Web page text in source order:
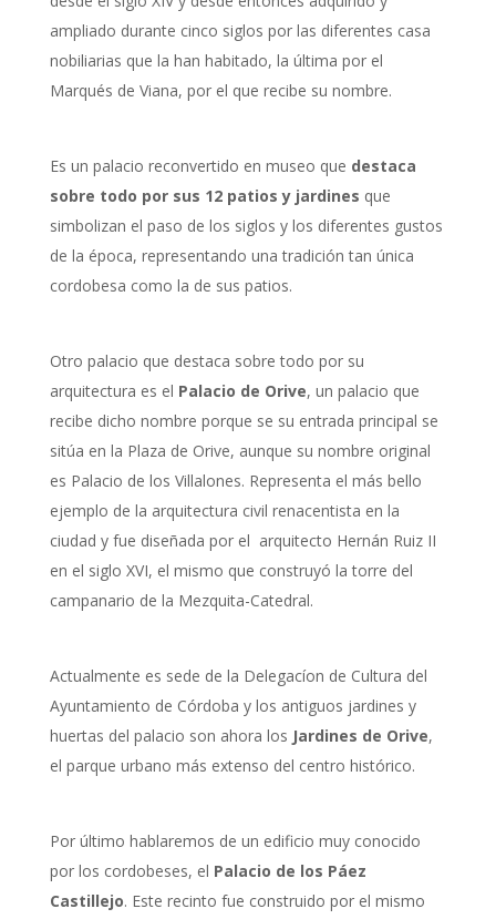
ampliado durante cinco siglos por las diferentes casa
nobiliarias que la han habitado, la última por el
Marqués de Viana, por el que recibe su nombre.
Es un palacio reconvertido en museo que destaca
sobre todo por sus 12 patios y jardines que
simbolizan el paso de los siglos y los diferentes gustos
de la época, representando una tradición tan única
cordobesa como la de sus patios.
Otro palacio que destaca sobre todo por su
arquitectura es el Palacio de Orive, un palacio que
recibe dicho nombre porque se su entrada principal se
sitúa en la Plaza de Orive, aunque su nombre original
es Palacio de los Villalones. Representa el más bello
ejemplo de la arquitectura civil renacentista en la
ciudad y fue diseñada por el arquitecto Hernán Ruiz II
en el siglo XVI, el mismo que construyó la torre del
campanario de la Mezquita-Catedral.
Actualmente es sede de la Delegacíon de Cultura del
Ayuntamiento de Córdoba y los antiguos jardines y
huertas del palacio son ahora los Jardines de Orive,
el parque urbano más extenso del centro histórico.
Por último hablaremos de un edificio muy conocido
por los cordobeses, el Palacio de los Páez
Castillejo. Este recinto fue construido por el mismo